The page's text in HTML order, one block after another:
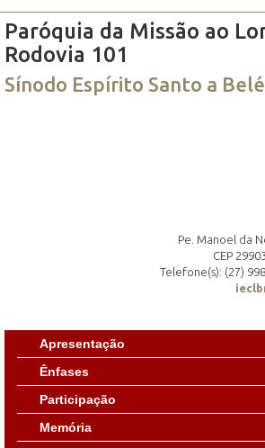
Paróquia da Missão ao
Rodovia 101
Sínodo Espírito Santo a
Pe. Manoel da
CEP
Telefone(s): (27)
Apresentação
Ênfases
Participação
Memória